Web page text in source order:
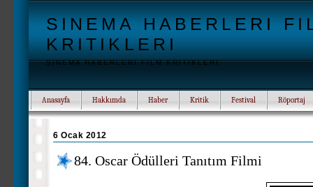
SINEMA HABERLERI
KRITIKLERI
SINEMA HABERLERI FILM KRITIKLERI
Anasayfa Hakkımda Haber Kritik Festival Röportaj
6 Ocak 2012
84. Oscar Ödülleri Tanıtım Filmi